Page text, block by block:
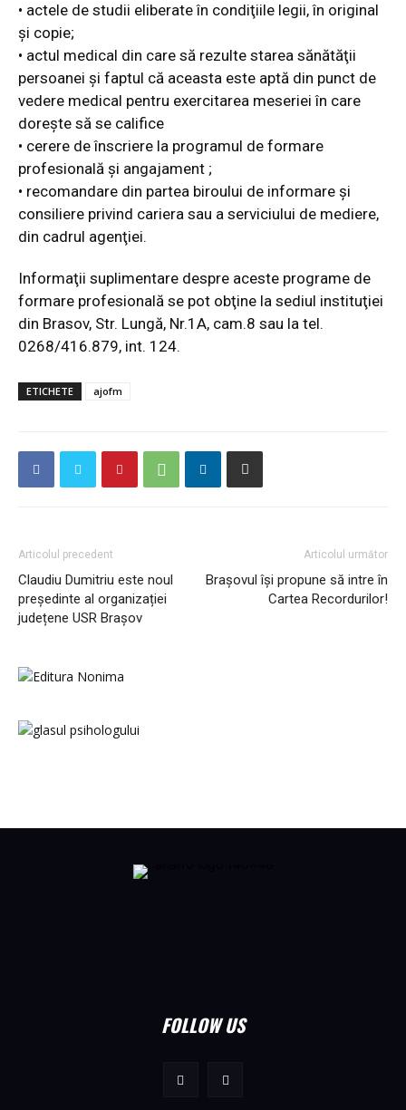
• actele de studii eliberate în condiţiile legii, în original
şi copie;
• actul medical din care să rezulte starea sănătăţii
persoanei şi faptul că aceasta este aptă din punct de
vedere medical pentru exercitarea meseriei în care
doreşte să se califice
• cerere de înscriere la programul de formare
profesională şi angajament ;
• recomandare din partea biroului de informare şi
consiliere privind cariera sau a serviciului de mediere,
din cadrul agenţiei.
Informaţii suplimentare despre aceste programe de
formare profesională se pot obţine la sediul instituţiei
din Brasov, Str. Lungă, Nr.1A, cam.8 sau la tel.
0268/416.879, int. 124.
ETICHETE ajofm
Articolul precedent
Claudiu Dumitriu este noul
președinte al organizației
județene USR Brașov
Articolul următor
Brașovul își propune să intre în
Cartea Recordurilor!
FOLLOW US